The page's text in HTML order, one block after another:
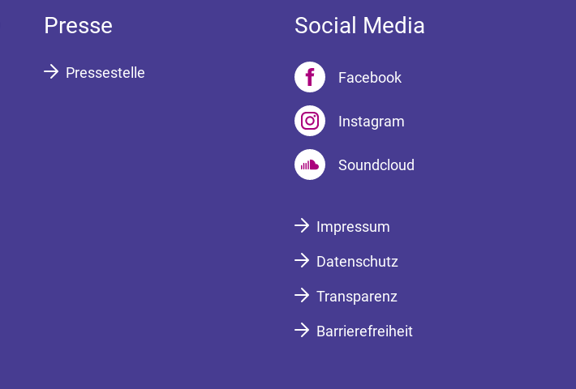
Presse
Pressestelle
Social Media
Facebook
Instagram
Soundcloud
Impressum
Datenschutz
Transparenz
Barrierefreiheit